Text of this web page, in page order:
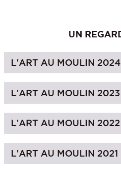
UN
L'ART AU MOULIN 2024
L'ART AU MOULIN 2023
L'ART AU MOULIN 2022
L'ART AU MOULIN 2021